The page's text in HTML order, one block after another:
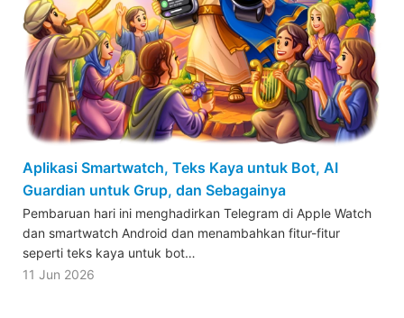
Aplikasi Smartwatch, Teks Kaya untuk Bot, AI
Guardian untuk Grup, dan Sebagainya
Pembaruan hari ini menghadirkan Telegram di Apple Watch
dan smartwatch Android dan menambahkan fitur-fitur
seperti teks kaya untuk bot…
11 Jun 2026